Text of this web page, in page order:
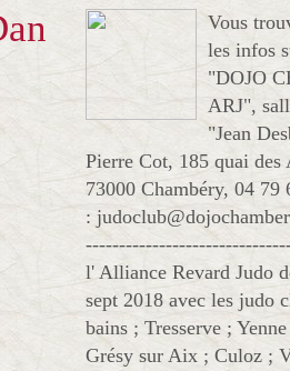
Vous
les infos
"DOJO
ARJ",
"Jean
Pierre Cot, 185 quai des
73000 Chambéry, 04 79
:
l' Alliance Revard Judo
sept 2018 avec les judo
bains ; Tresserve ;
Grésy sur Aix ; Culoz ;